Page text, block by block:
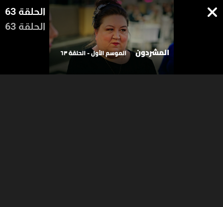
الحلقة 63
الحلقة 63